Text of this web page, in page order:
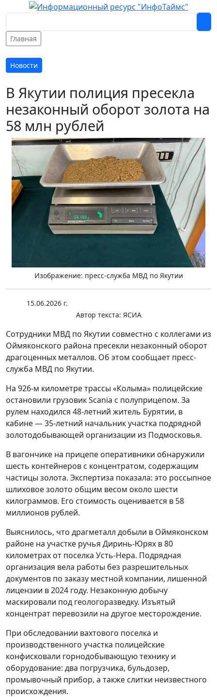
Главная
Новости
В Якутии полиция пресекла
незаконный оборот золота на
58 млн рублей
Изображение: пресс-служба МВД по Якутии
15.06.2026 г.
Автор текста: ЯСИА
Сотрудники МВД по Якутии совместно с коллегами из
Оймяконского района пресекли незаконный оборот
драгоценных металлов. Об этом сообщает пресс-
служба МВД по Якутии.
На 926-м километре трассы «Колыма» полицейские
остановили грузовик Scania с полуприцепом. За
рулем находился 48-летний житель Бурятии, в
кабине — 35-летний начальник участка подрядной
золотодобывающей организации из Подмосковья.
В вагончике на прицепе оперативники обнаружили
шесть контейнеров с концентратом, содержащим
частицы золота. Экспертиза показала: это россыпное
шлиховое золото общим весом около шести
килограммов. Его стоимость оценивается в 58
миллионов рублей.
Выяснилось, что драгметалл добыли в Оймяконском
районе на участке ручья Диринь-Юрях в 80
километрах от поселка Усть-Нера. Подрядная
организация вела работы без разрешительных
документов по заказу местной компании, лишенной
лицензии в 2024 году. Незаконную добычу
маскировали под геологоразведку. Изъятый
концентрат перевозили на другое месторождение.
При обследовании вахтового поселка и
производственного участка полицейские
конфисковали горнодобывающую технику и
оборудование: два погрузчика, бульдозер,
промывочный прибор, а также слитки неизвестного
происхождения.